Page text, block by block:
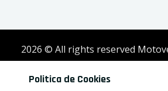
2026 © All rights reserved
byActivex
Politica de Cookies